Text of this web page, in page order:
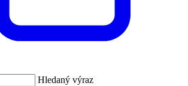
Hledaný výraz